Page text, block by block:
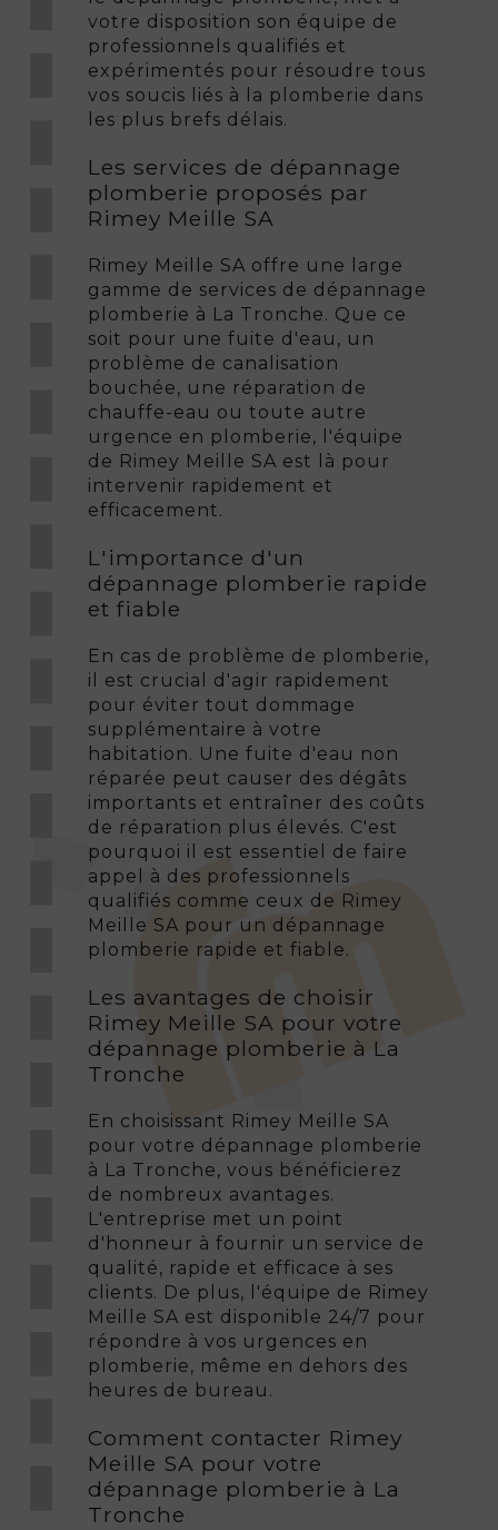
votre disposition son équipe de
professionnels qualifiés et
expérimentés pour résoudre tous
vos soucis liés à la plomberie dans
les plus brefs délais.
Les services de dépannage
plomberie proposés par
Rimey Meille SA
Rimey Meille SA offre une large
gamme de services de dépannage
plomberie à La Tronche. Que ce
soit pour une fuite d'eau, un
problème de canalisation
bouchée, une réparation de
chauffe-eau ou toute autre
urgence en plomberie, l'équipe
de Rimey Meille SA est là pour
intervenir rapidement et
efficacement.
L'importance d'un
dépannage plomberie rapide
et fiable
En cas de problème de plomberie,
il est crucial d'agir rapidement
pour éviter tout dommage
supplémentaire à votre
habitation. Une fuite d'eau non
réparée peut causer des dégâts
importants et entraîner des coûts
de réparation plus élevés. C'est
pourquoi il est essentiel de faire
appel à des professionnels
qualifiés comme ceux de Rimey
Meille SA pour un dépannage
plomberie rapide et fiable.
Les avantages de choisir
Rimey Meille SA pour votre
dépannage plomberie à La
Tronche
En choisissant Rimey Meille SA
pour votre dépannage plomberie
à La Tronche, vous bénéficierez
de nombreux avantages.
L'entreprise met un point
d'honneur à fournir un service de
qualité, rapide et efficace à ses
clients. De plus, l'équipe de Rimey
Meille SA est disponible 24/7 pour
répondre à vos urgences en
plomberie, même en dehors des
heures de bureau.
Comment contacter Rimey
Meille SA pour votre
dépannage plomberie à La
Tronche